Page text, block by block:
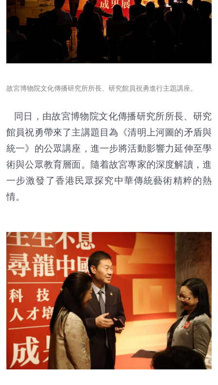
故宮博物院文化傳播研究所所長、研究館員祝勇進行主題講座。
同日，由故宮博物院文化傳播研究所所長、研究
館員祝勇帶來了主講題目為《清明上河圖的矛盾與
統一》的公眾講座，進一步將活動影響力延伸至學
術與公眾教育層面。隨着故宮專家的深度解讀，進
一步激發了香港民眾探究中華傳統藝術精粹的熱
情。